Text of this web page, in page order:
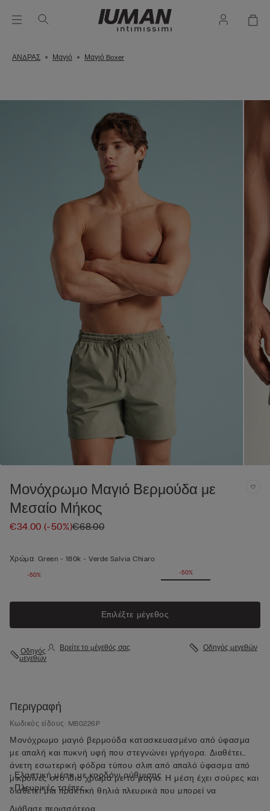
ΑΝΔΡΑΣ Μαγιό Μαγιό Boxer
Μονόχρωμο Μαγιό Βερμούδα με
Μεσαίο Μήκος
€34.00(-50%)€68.00
Χρώμα: Green - 180k - Verde Salvia Chiaro
-50%
-50%
Επιλέξτε μέγεθος
Οδηγός
μεγεθών
Βρείτε το μέγεθός σας Οδηγός μεγεθών
Περιγραφή
Κωδικός είδους: MB0226P
Μονόχρωμο μαγιό βερμούδα κατασκευασμένο από ύφασμα
με απαλή και πυκνή υφή που στεγνώνει γρήγορα. Διαθέτει
άνετη εσωτερική φόδρα τύπου σλιπ από απαλό ύφασμα από
μικροΐνες στο ίδιο χρώμα με το μαγιό. Η μέση έχει σούρες και
διαθέτει μια πρακτική θηλιά πλευρικά που μπορεί να
χρησιμοποιηθεί για κλειδιά ή για το μεταλλικό ανοιχτήρι που
• Ελαστική μέση με κορδόνι ρύθμισης
• Πλευρικές τσέπες
Διάβασε περισσότερα